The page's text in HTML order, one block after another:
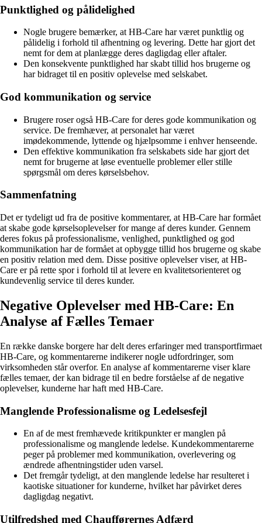
Punktlighed og pålidelighed
Nogle brugere bemærker, at HB-Care har været punktlig og
pålidelig i forhold til afhentning og levering. Dette har gjort det
nemt for dem at planlægge deres dagligdag eller aftaler.
Den konsekvente punktlighed har skabt tillid hos brugerne og
har bidraget til en positiv oplevelse med selskabet.
God kommunikation og service
Brugere roser også HB-Care for deres gode kommunikation og
service. De fremhæver, at personalet har været
imødekommende, lyttende og hjælpsomme i enhver henseende.
Den effektive kommunikation fra selskabets side har gjort det
nemt for brugerne at løse eventuelle problemer eller stille
spørgsmål om deres kørselsbehov.
Sammenfatning
Det er tydeligt ud fra de positive kommentarer, at HB-Care har formået
at skabe gode kørselsoplevelser for mange af deres kunder. Gennem
deres fokus på professionalisme, venlighed, punktlighed og god
kommunikation har de formået at opbygge tillid hos brugerne og skabe
en positiv relation med dem. Disse positive oplevelser viser, at HB-
Care er på rette spor i forhold til at levere en kvalitetsorienteret og
kundevenlig service til deres kunder.
Negative Oplevelser med HB-Care: En
Analyse af Fælles Temaer
En række danske borgere har delt deres erfaringer med transportfirmaet
HB-Care, og kommentarerne indikerer nogle udfordringer, som
virksomheden står overfor. En analyse af kommentarerne viser klare
fælles temaer, der kan bidrage til en bedre forståelse af de negative
oplevelser, kunderne har haft med HB-Care.
Manglende Professionalisme og Ledelsesfejl
En af de mest fremhævede kritikpunkter er manglen på
professionalisme og manglende ledelse. Kundekommentarerne
peger på problemer med kommunikation, overlevering og
ændrede afhentningstider uden varsel.
Det fremgår tydeligt, at den manglende ledelse har resulteret i
kaotiske situationer for kunderne, hvilket har påvirket deres
dagligdag negativt.
Utilfredshed med Chaufførernes Adfærd